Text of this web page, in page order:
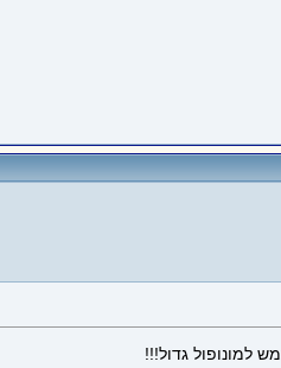
למונופול גדול!!!